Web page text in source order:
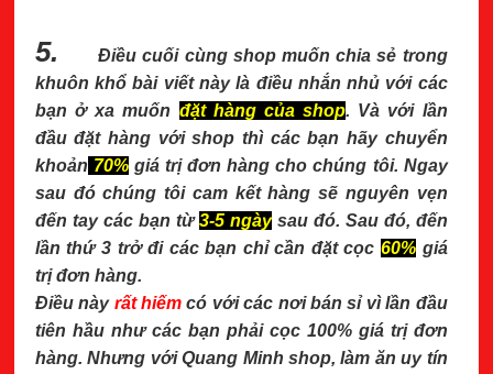
5.
Điều cuối cùng shop muốn chia sẻ trong
khuôn khổ bài viết này là điều nhắn nhủ với các
bạn ở xa muốn đặt hàng của shop. Và với lần
đầu đặt hàng với shop thì các bạn hãy chuyển
khoản 70%giá trị đơn hàng cho chúng tôi. Ngay
sau đó chúng tôi cam kết hàng sẽ nguyên vẹn
đến tay các bạn từ3-5 ngàysau đó. Sau đó, đến
lần thứ 3 trở đi các bạn chỉ cần đặt cọc60% giá
trị đơn hàng.
Điều này rất hiếm có với các nơi bán sỉ vì lần đầu
tiên hầu như các bạn phải cọc 100% giá trị đơn
hàng. Nhưng với Quang Minh shop, làm ăn uy tín